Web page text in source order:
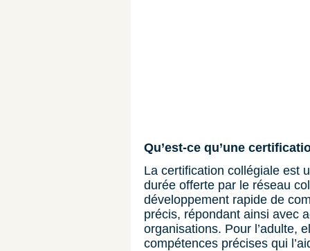
Qu’est-ce qu’une
La certification collégiale est
durée offerte par le réseau
développement rapide de
précis, répondant ainsi avec
organisations. Pour l’adulte,
compétences précises qui